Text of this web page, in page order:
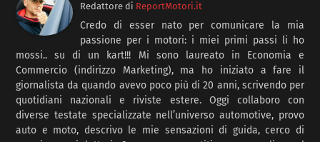
Redattore di ReportMotori.it
Credo di esser nato per comunicare la mia
passione per i motori: i miei primi passi li ho
mossi.. su di un kart!!! Mi sono laureato in Economia e
Commercio (indirizzo Marketing), ma ho iniziato a fare il
giornalista da quando avevo poco più di 20 anni, scrivendo per
quotidiani nazionali e riviste estere. Oggi collaboro con
diverse testate specializzate nell’universo automotive, provo
auto e moto, descrivo le mie sensazioni di guida, cerco di